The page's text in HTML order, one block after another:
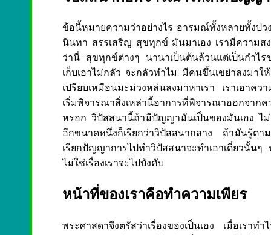
ข้อนี้หมายความว่าอย่างไร อารมณ์ทั้งหลายทั้งปว
นินทา สรรเสริญ สุขทุกข์ มันมาเอง เรามีความส
ว่านี่ สุขทุกข์ต่างๆ นานาเป็นต้นล้วนแต่เป็นกำไร
เก็บเอาไม่กลัว จะกลัวทำไม มีคนขึ้นเขย่าลงมา
เปรียบเหมือนมะม่วงหล่นลงมาหาเรา เราเอาค
เริ่มพิจารณาสิ่งเหล่านี้อาการที่พิจารณาออกจา
หรอก วิปัสสนานี้ถ้ามีปัญญามันเป็นของมันเอง ไ
อีกขนาดหนึ่งก็เรียกว่าวิปัสสนากลาง ถ้ามันรู้ตา
เรียกปัญญาการไปทำวิปัสสนาจะทำเอาเดี๋ยวนั้น
ไม่ใช่เรื่องเราจะไปบังคับ
หน้าที่ของเราคือทำความเพียร
พระศาสดาจึงตรัสว่าเรื่องของเป็นเอง เมื่อเรา